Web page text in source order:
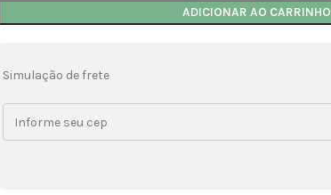
ADICIONAR AO CARRINHO
Simulação de frete